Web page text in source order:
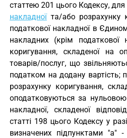
статтею 201 цього Кодексу, для
накладноїта/або розрахунку
податкової накладної в
накладних (крім податкової
коригування, складеної на
товарів/послуг, що
податком на додану вартість;
розрахунку коригування,
оподатковуються за
накладної, складеної
статті 198 цього Кодексу у
визначених підпунктами "а"